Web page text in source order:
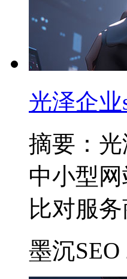
光泽企业
摘要：光
中小型
比对服
墨沉SEO